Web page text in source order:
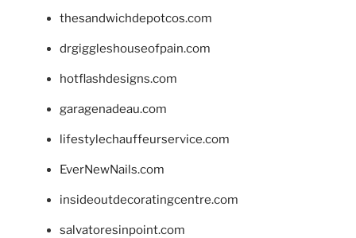
thesandwichdepotcos.com
drgiggleshouseofpain.com
hotflashdesigns.com
garagenadeau.com
lifestylechauffeurservice.com
EverNewNails.com
insideoutdecoratingcentre.com
salvatoresinpoint.com